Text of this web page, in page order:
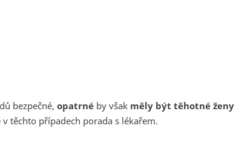
bezpečné, opatrné by však měly být těhotné ženy
v těchto případech porada s lékařem.